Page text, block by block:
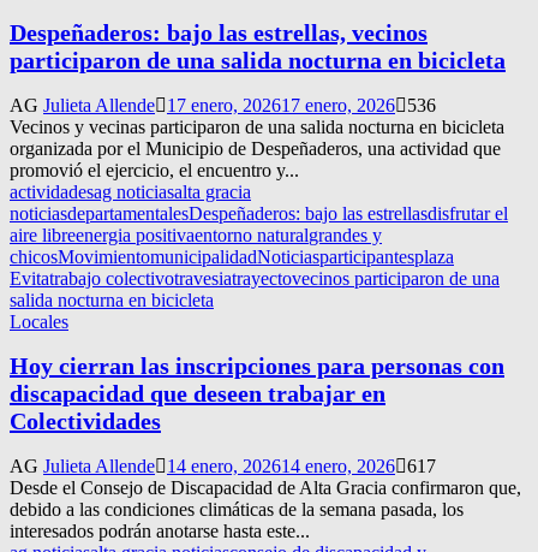
Despeñaderos: bajo las estrellas, vecinos
participaron de una salida nocturna en bicicleta
AG Julieta Allende 17 enero, 202617 enero, 2026
536
Vecinos y vecinas participaron de una salida nocturna en bicicleta
organizada por el Municipio de Despeñaderos, una actividad que
promovió el ejercicio, el encuentro y...
actividadesag noticiasalta gracia
noticiasdepartamentalesDespeñaderos: bajo las estrellasdisfrutar el
aire libreenergia positivaentorno naturalgrandes y
chicosMovimientomunicipalidadNoticiasparticipantesplaza
Evitatrabajo colectivotravesiatrayectovecinos participaron de una
salida nocturna en bicicleta
Locales
Hoy cierran las inscripciones para personas con
discapacidad que deseen trabajar en
Colectividades
AG Julieta Allende 14 enero, 202614 enero, 2026 617
Desde el Consejo de Discapacidad de Alta Gracia confirmaron que,
debido a las condiciones climáticas de la semana pasada, los
interesados podrán anotarse hasta este...